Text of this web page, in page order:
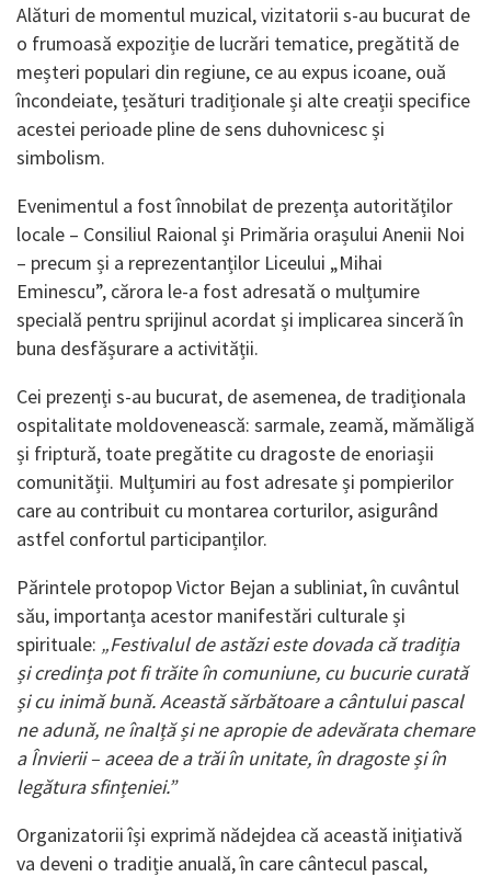
Alături de momentul muzical, vizitatorii s-au bucurat de
o frumoasă expoziție de lucrări tematice, pregătită de
meșteri populari din regiune, ce au expus icoane, ouă
încondeiate, țesături tradiționale și alte creații specifice
acestei perioade pline de sens duhovnicesc și
simbolism.
Evenimentul a fost înnobilat de prezența autorităților
locale – Consiliul Raional și Primăria orașului Anenii Noi
– precum și a reprezentanților Liceului „Mihai
Eminescu”, cărora le-a fost adresată o mulțumire
specială pentru sprijinul acordat și implicarea sinceră în
buna desfășurare a activității.
Cei prezenți s-au bucurat, de asemenea, de tradiționala
ospitalitate moldovenească: sarmale, zeamă, mămăligă
și friptură, toate pregătite cu dragoste de enoriașii
comunității. Mulțumiri au fost adresate și pompierilor
care au contribuit cu montarea corturilor, asigurând
astfel confortul participanților.
Părintele protopop Victor Bejan a subliniat, în cuvântul
său, importanța acestor manifestări culturale și
spirituale: „Festivalul de astăzi este dovada că tradiția
și credința pot fi trăite în comuniune, cu bucurie curată
și cu inimă bună. Această sărbătoare a cântului pascal
ne adună, ne înalță și ne apropie de adevărata chemare
a Învierii – aceea de a trăi în unitate, în dragoste și în
legătura sfințeniei.”
Organizatorii își exprimă nădejdea că această inițiativă
va deveni o tradiție anuală, în care cântecul pascal,